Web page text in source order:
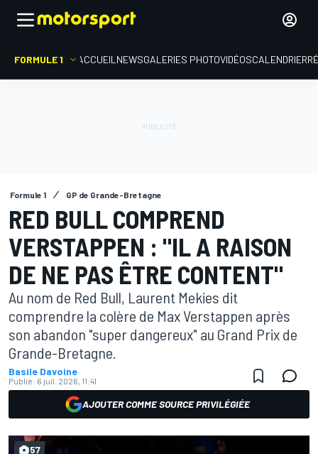
FORMULE 1 ACCUEIL NEWSGALERIES PHOTOVIDÉOSCALENDRIER
Formule 1 GP de Grande-Bretagne
RED BULL COMPREND
VERSTAPPEN : "IL A RAISON
DE NE PAS ÊTRE CONTENT"
Au nom de Red Bull, Laurent Mekies dit
comprendre la colère de Max Verstappen après
son abandon "super dangereux" au Grand Prix de
Grande-Bretagne.
Basile Davoine
Publié: 6 juil. 2026, 11:41
AJOUTER COMME SOURCE PRIVILÉGIÉE
57